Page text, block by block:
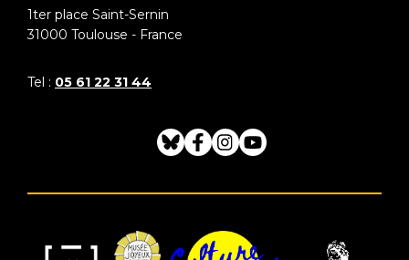
1ter place Saint-Sernin
31000 Toulouse - France
Tel : 05 61 22 31 44
BlueskyFacebook
Instagram
Youtube